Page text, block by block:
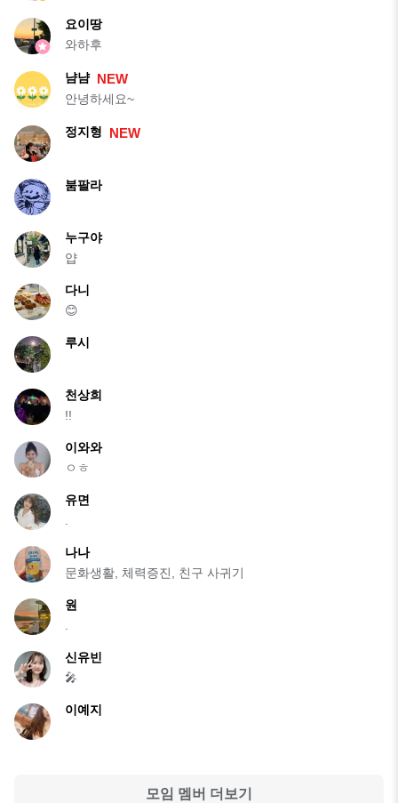
요이땅
와하후
냠냠 NEW
안녕하세요~
정지형 NEW
붐팔라
누구야
얍
다니
😊
루시
천상희
!!
이와와
ㅇㅎ
유면
나나
문화생활, 체력증진, 친구 사귀기
원
신유빈
🎤
이예지
모임 멤버 더보기